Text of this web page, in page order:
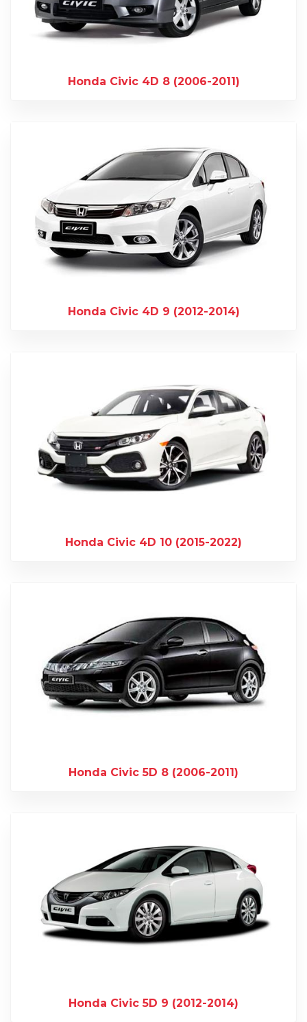
Honda Civic 4D 8 (2006-2011)
Honda Civic 4D 9 (2012-2014)
Honda Civic 4D 10 (2015-2022)
Honda Civic 5D 8 (2006-2011)
Honda Civic 5D 9 (2012-2014)